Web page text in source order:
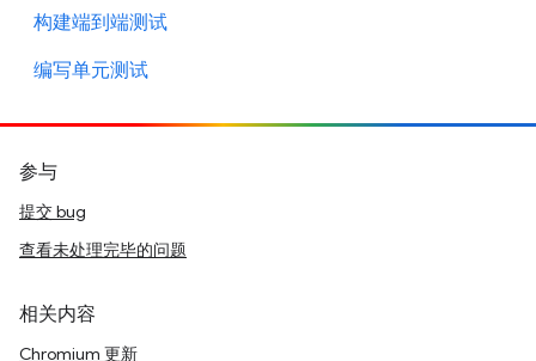
构建端到端测试
编写单元测试
参与
提交 bug
查看未处理完毕的问题
相关内容
Chromium 更新